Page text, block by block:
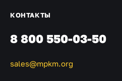
КОНТАКТЫ
8 800 550-03-50
sales@mpkm.org